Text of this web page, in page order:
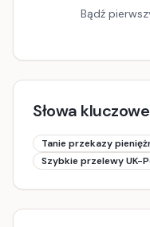
Bądź
Słowa kluczowe
Tanie przekazy
Szybkie przelewy UK-